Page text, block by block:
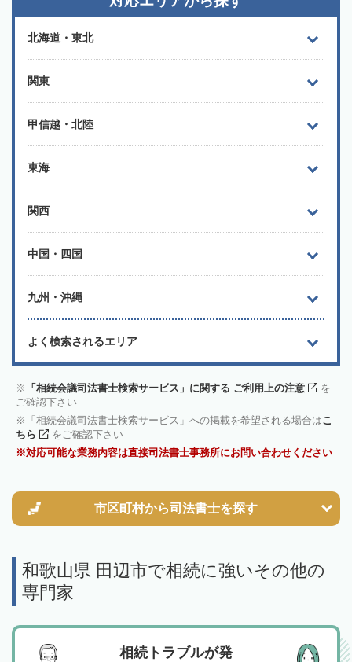
北海道・東北
関東
甲信越・北陸
東海
関西
中国・四国
九州・沖縄
よく検索されるエリア
「相続会議司法書士検索サービス」に関する ご利用上の注意
を
ご確認下さい
「相続会議司法書士検索サービス」への掲載を希望される場合はこ
ちら
をご確認下さい
対応可能な業務内容は直接司法書士事務所にお問い合わせください
市区町村から司法書士を探す
和歌山県 田辺市で相続に強いその他の
専門家
相続トラブルが発